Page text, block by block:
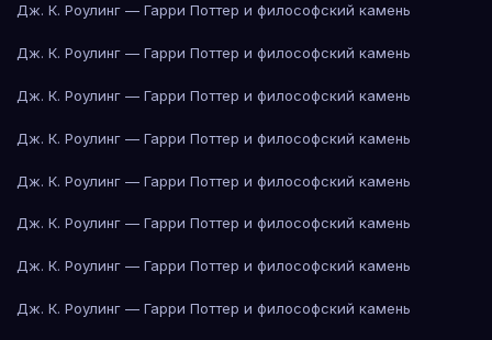
Дж. К. Роулинг — Гарри Поттер и философский камень
Дж. К. Роулинг — Гарри Поттер и философский камень
Дж. К. Роулинг — Гарри Поттер и философский камень
Дж. К. Роулинг — Гарри Поттер и философский камень
Дж. К. Роулинг — Гарри Поттер и философский камень
Дж. К. Роулинг — Гарри Поттер и философский камень
Дж. К. Роулинг — Гарри Поттер и философский камень
Дж. К. Роулинг — Гарри Поттер и философский камень